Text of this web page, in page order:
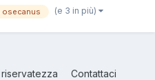
osecanus (e 3 in più)
Contattaci